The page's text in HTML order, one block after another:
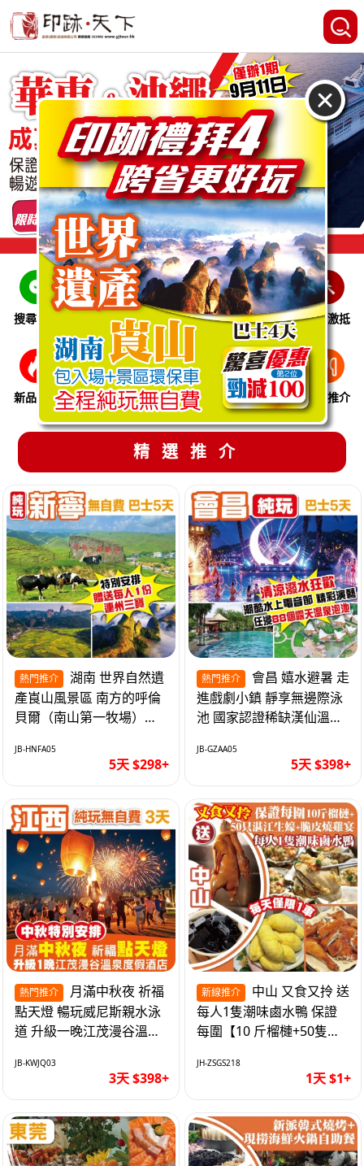
搜尋線路 跨省巴士 即時特惠 休閒娛樂 會員激抵
新品推介 季節限定 溫泉養生 買一送一 美食推介
精選推介
熱門推介
產崀山風景區 南方的呼倫
貝爾（南山第一牧場）夜
巴士5天
JB-HNFA05
5天 $298+
熱門推介
進戲劇小鎮 靜享無邊際泳
池 國家認證稀缺漢仙溫泉
天
JB-GZAA05
5天 $398+
熱門推介
點天燈 暢玩威尼斯親水泳
道 升級一晚江茂漫谷溫泉
純玩3天
JB-KWJQ03
3天 $398+
新線推介
每人1隻潮味鹵水鴨 保證
每圍【10 斤榴槤+50隻湛
1天
JH-ZSGS218
1天 $1+